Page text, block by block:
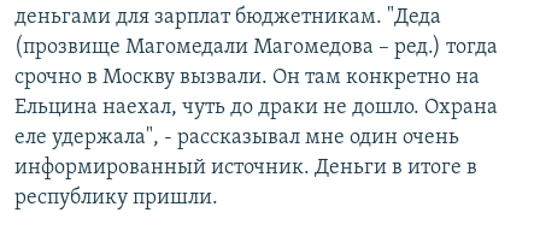
деньгами для зарплат бюджетникам. "Деда
(прозвище Магомедали Магомедова – ред.) тогда
срочно в Москву вызвали. Он там конкретно на
Ельцина наехал, чуть до драки не дошло. Охрана
еле удержала", - рассказывал мне один очень
информированный источник. Деньги в итоге в
республику пришли.